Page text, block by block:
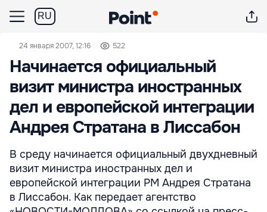
RU
24 января 2007, 12:16 522
Начинается официальный
визит министра иностранных
дел и европейской интеграции
Андрея Стратана в Лиссабон
В среду начинается официальный двухдневный
визит министра иностранных дел и
европейской интеграции РМ Андрея Стратана
в Лиссабон. Как передает агентство